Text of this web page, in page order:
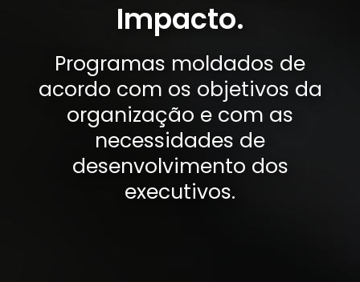
Impacto.
Programas moldados de
acordo com os objetivos da
organização e com as
necessidades de
desenvolvimento dos
executivos.